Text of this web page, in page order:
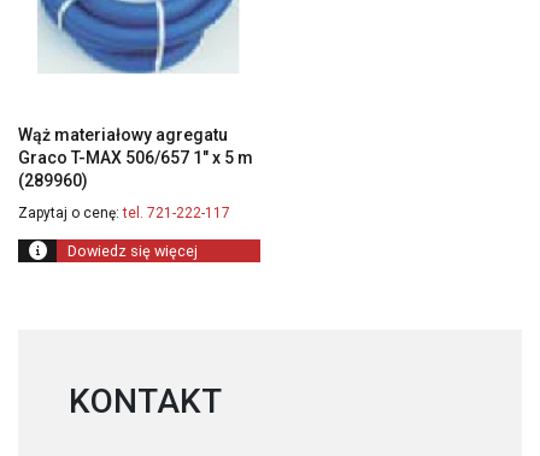
Wąż materiałowy agregatu
Graco T-MAX 506/657 1″ x 5 m
(289960)
Zapytaj o cenę: tel. 721-222-117
Dowiedz się więcej
KONTAKT